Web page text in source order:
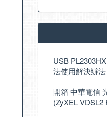
USB
法使用解決辦法
開箱 中華電信
(ZyXEL VDSL2